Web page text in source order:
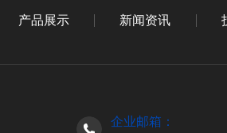
产品展示 新闻资讯
企业邮箱：